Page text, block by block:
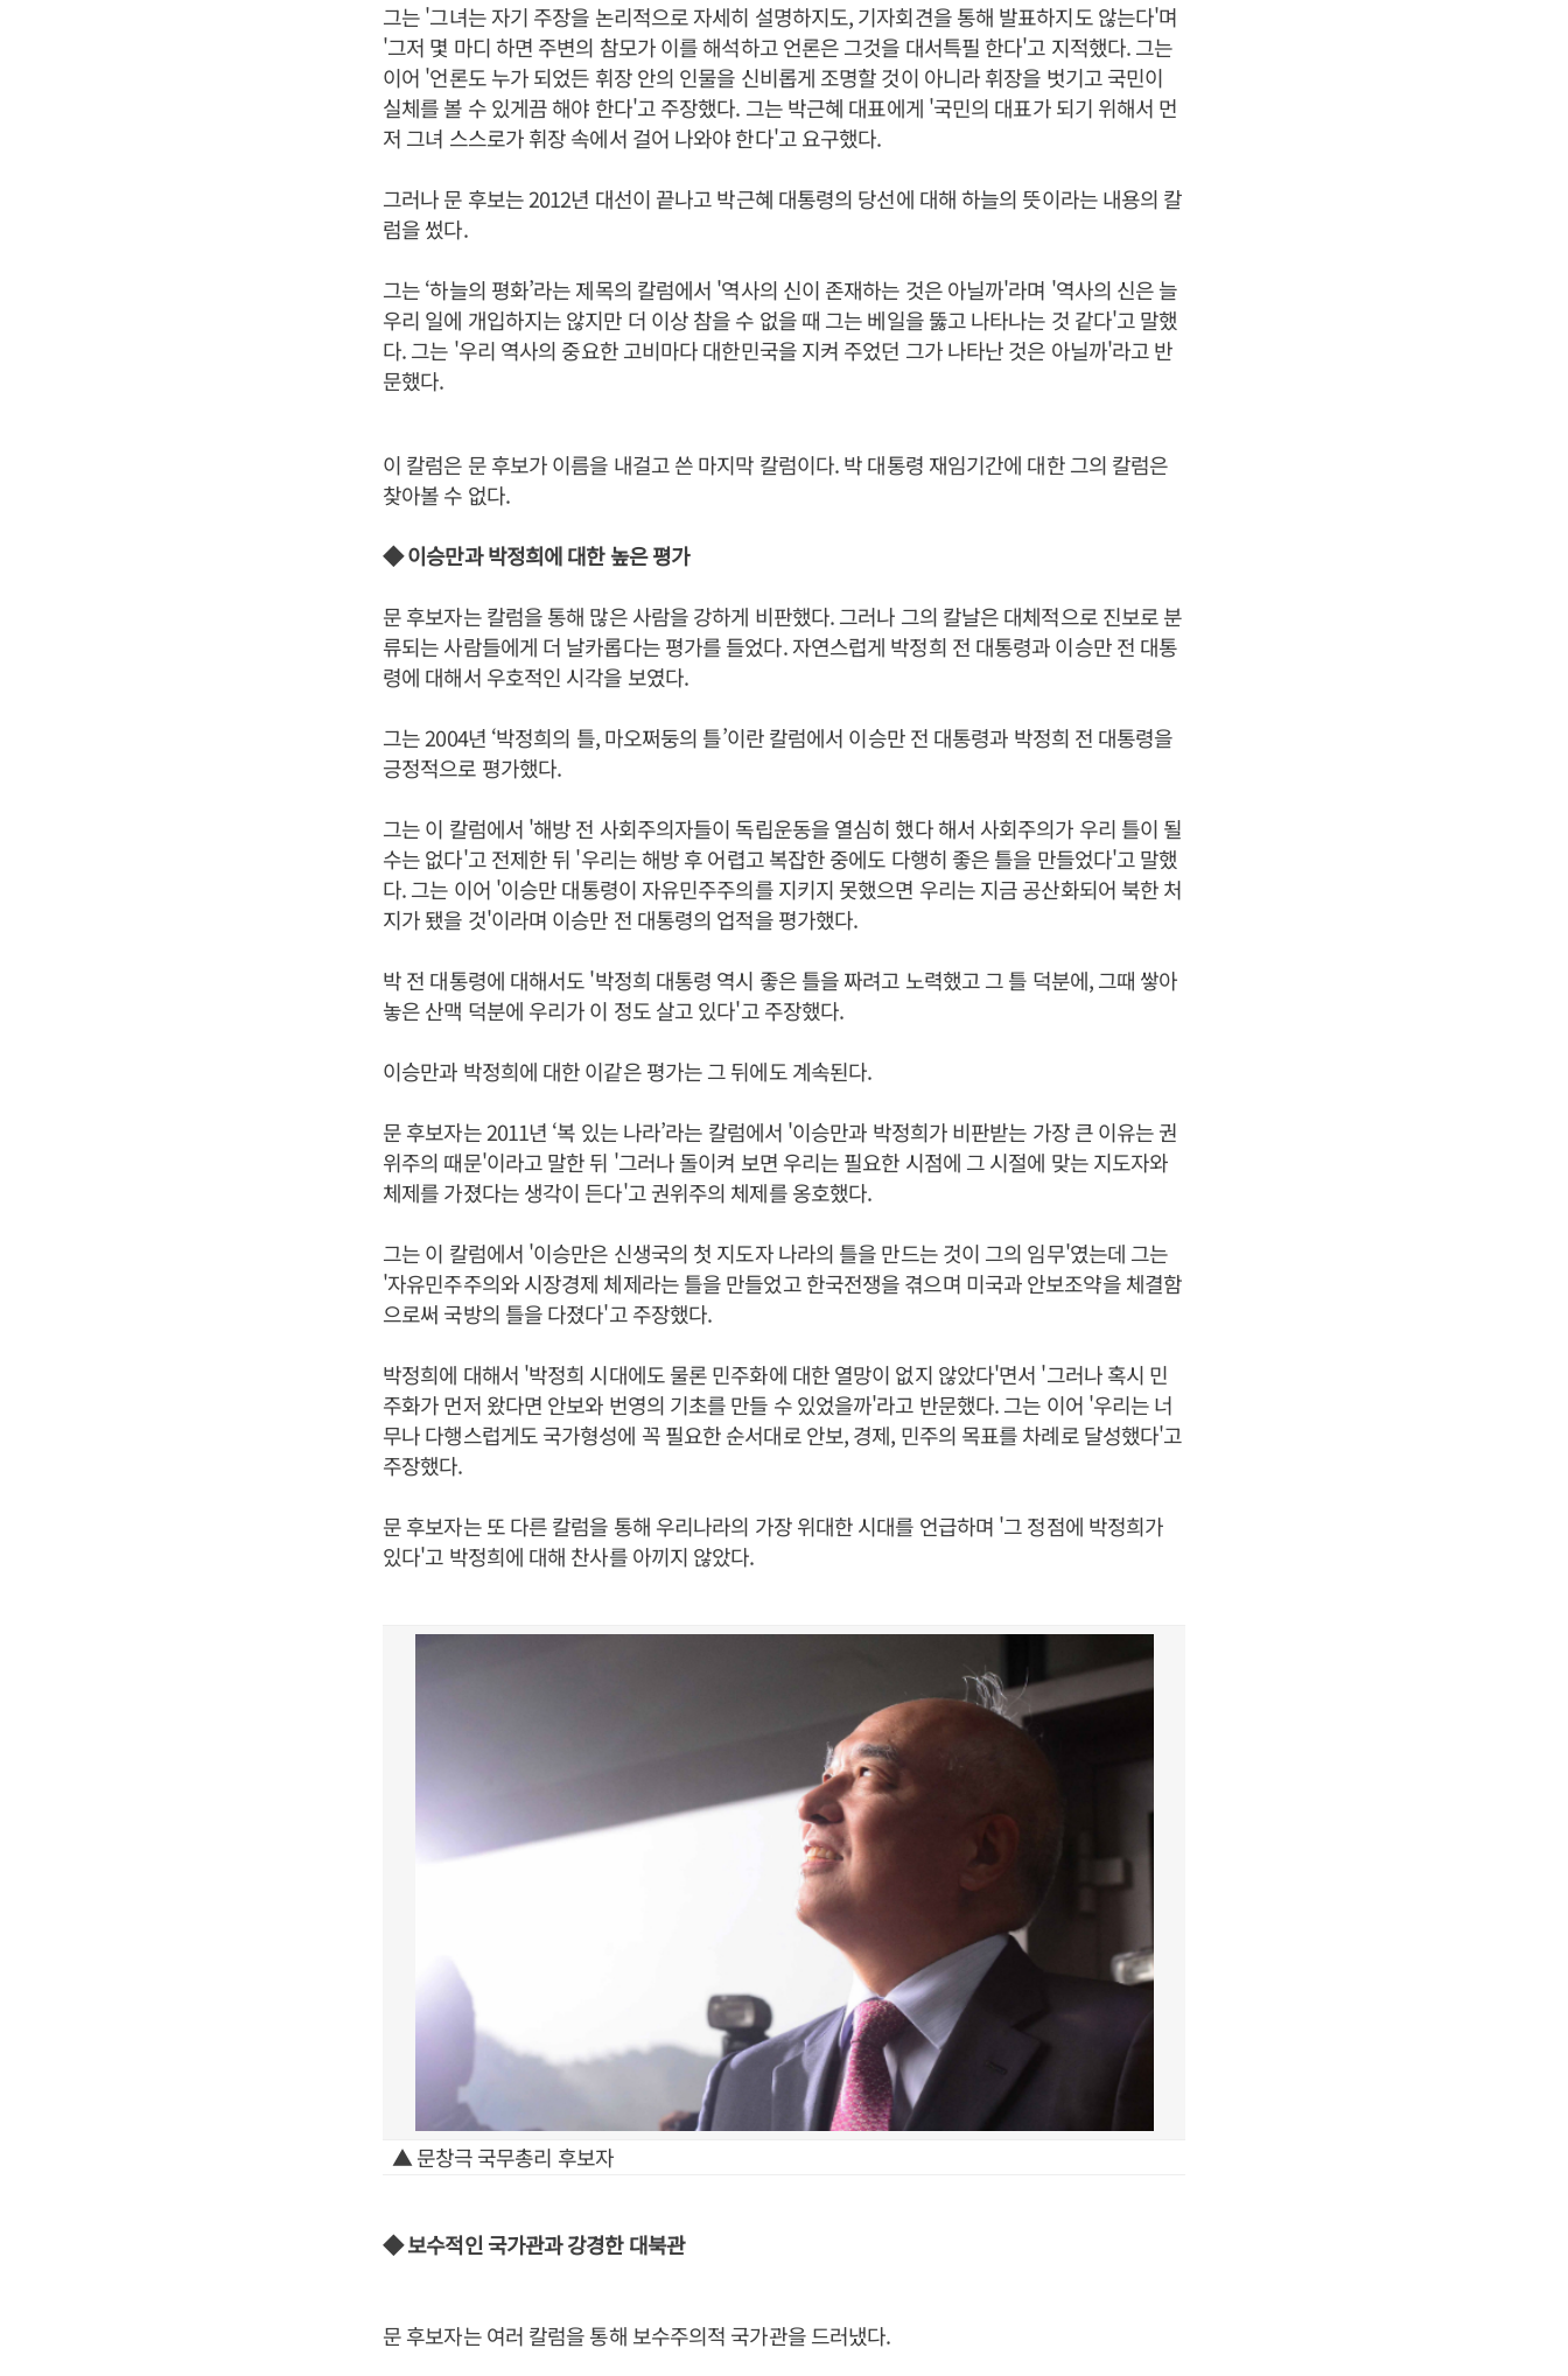
그는 '그녀는 자기 주장을 논리적으로 자세히 설명하지도, 기자회견을 통해 발표하지도 않는다'며
'그저 몇 마디 하면 주변의 참모가 이를 해석하고 언론은 그것을 대서특필 한다'고 지적했다. 그는
이어 '언론도 누가 되었든 휘장 안의 인물을 신비롭게 조명할 것이 아니라 휘장을 벗기고 국민이
실체를 볼 수 있게끔 해야 한다'고 주장했다. 그는 박근혜 대표에게 '국민의 대표가 되기 위해서 먼
저 그녀 스스로가 휘장 속에서 걸어 나와야 한다'고 요구했다.
그러나 문 후보는 2012년 대선이 끝나고 박근혜 대통령의 당선에 대해 하늘의 뜻이라는 내용의 칼
럼을 썼다.
그는 ‘하늘의 평화’라는 제목의 칼럼에서 '역사의 신이 존재하는 것은 아닐까'라며 '역사의 신은 늘
우리 일에 개입하지는 않지만 더 이상 참을 수 없을 때 그는 베일을 뚫고 나타나는 것 같다'고 말했
다. 그는 '우리 역사의 중요한 고비마다 대한민국을 지켜 주었던 그가 나타난 것은 아닐까'라고 반
문했다.
이 칼럼은 문 후보가 이름을 내걸고 쓴 마지막 칼럼이다. 박 대통령 재임기간에 대한 그의 칼럼은
찾아볼 수 없다.
◆ 이승만과 박정희에 대한 높은 평가
문 후보자는 칼럼을 통해 많은 사람을 강하게 비판했다. 그러나 그의 칼날은 대체적으로 진보로 분
류되는 사람들에게 더 날카롭다는 평가를 들었다. 자연스럽게 박정희 전 대통령과 이승만 전 대통
령에 대해서 우호적인 시각을 보였다.
그는 2004년 ‘박정희의 틀, 마오쩌둥의 틀’이란 칼럼에서 이승만 전 대통령과 박정희 전 대통령을
긍정적으로 평가했다.
그는 이 칼럼에서 '해방 전 사회주의자들이 독립운동을 열심히 했다 해서 사회주의가 우리 틀이 될
수는 없다'고 전제한 뒤 '우리는 해방 후 어렵고 복잡한 중에도 다행히 좋은 틀을 만들었다'고 말했
다. 그는 이어 '이승만 대통령이 자유민주주의를 지키지 못했으면 우리는 지금 공산화되어 북한 처
지가 됐을 것'이라며 이승만 전 대통령의 업적을 평가했다.
박 전 대통령에 대해서도 '박정희 대통령 역시 좋은 틀을 짜려고 노력했고 그 틀 덕분에, 그때 쌓아
놓은 산맥 덕분에 우리가 이 정도 살고 있다'고 주장했다.
이승만과 박정희에 대한 이같은 평가는 그 뒤에도 계속된다.
문 후보자는 2011년 ‘복 있는 나라’라는 칼럼에서 '이승만과 박정희가 비판받는 가장 큰 이유는 권
위주의 때문'이라고 말한 뒤 '그러나 돌이켜 보면 우리는 필요한 시점에 그 시절에 맞는 지도자와
체제를 가졌다는 생각이 든다'고 권위주의 체제를 옹호했다.
그는 이 칼럼에서 '이승만은 신생국의 첫 지도자 나라의 틀을 만드는 것이 그의 임무'였는데 그는
'자유민주주의와 시장경제 체제라는 틀을 만들었고 한국전쟁을 겪으며 미국과 안보조약을 체결함
으로써 국방의 틀을 다졌다'고 주장했다.
박정희에 대해서 '박정희 시대에도 물론 민주화에 대한 열망이 없지 않았다'면서 '그러나 혹시 민
주화가 먼저 왔다면 안보와 번영의 기초를 만들 수 있었을까'라고 반문했다. 그는 이어 '우리는 너
무나 다행스럽게도 국가형성에 꼭 필요한 순서대로 안보, 경제, 민주의 목표를 차례로 달성했다'고
주장했다.
문 후보자는 또 다른 칼럼을 통해 우리나라의 가장 위대한 시대를 언급하며 '그 정점에 박정희가
있다'고 박정희에 대해 찬사를 아끼지 않았다.
▲ 문창극 국무총리 후보자
◆ 보수적인 국가관과 강경한 대북관
문 후보자는 여러 칼럼을 통해 보수주의적 국가관을 드러냈다.